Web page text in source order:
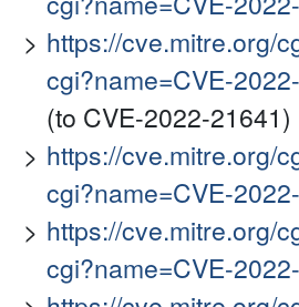
https://cve.mitre.org/
cgi?name=CVE-
(to CVE-2022-21641)
https://cve.mitre.org/
cgi?name=CVE-
https://cve.mitre.org/
cgi?name=CVE-